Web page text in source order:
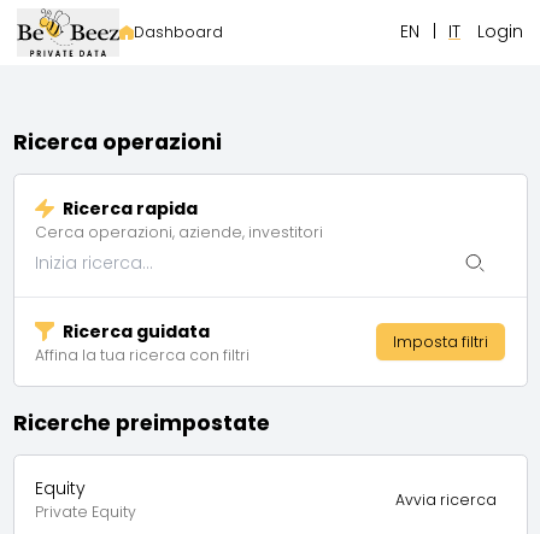
Dashboard EN IT Login
Ricerca operazioni
Ricerca rapida
Cerca operazioni, aziende, investitori
Ricerca guidata
Affina la tua ricerca con filtri
Imposta filtri
Ricerche preimpostate
Equity
Private Equity
Avvia ricerca